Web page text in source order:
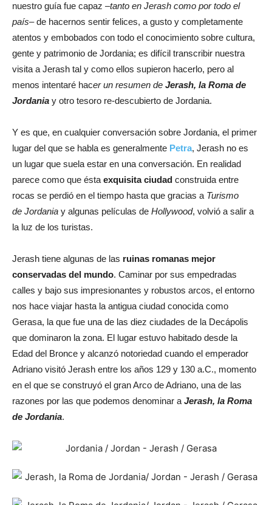
nuestro guía fue capaz –tanto en Jerash como por todo el
país– de hacernos sentir felices, a gusto y completamente
atentos y embobados con todo el conocimiento sobre cultura,
gente y patrimonio de Jordania; es difícil transcribir nuestra
visita a Jerash tal y como ellos supieron hacerlo, pero al
menos intentaré hacer un resumen de Jerash, la Roma de
Jordania y otro tesoro re-descubierto de Jordania.
Y es que, en cualquier conversación sobre Jordania, el primer
lugar del que se habla es generalmente Petra, Jerash no es
un lugar que suela estar en una conversación. En realidad
parece como que ésta exquisita ciudad construida entre
rocas se perdió en el tiempo hasta que gracias a Turismo
de Jordania y algunas películas de Hollywood, volvió a salir a
la luz de los turistas.
Jerash tiene algunas de las ruinas romanas mejor
conservadas del mundo. Caminar por sus empedradas
calles y bajo sus impresionantes y robustos arcos, el entorno
nos hace viajar hasta la antigua ciudad conocida como
Gerasa, la que fue una de las diez ciudades de la Decápolis
que dominaron la zona. El lugar estuvo habitado desde la
Edad del Bronce y alcanzó notoriedad cuando el emperador
Adriano visitó Jerash entre los años 129 y 130 a.C., momento
en el que se construyó el gran Arco de Adriano, una de las
razones por las que podemos denominar a Jerash, la Roma
de Jordania.